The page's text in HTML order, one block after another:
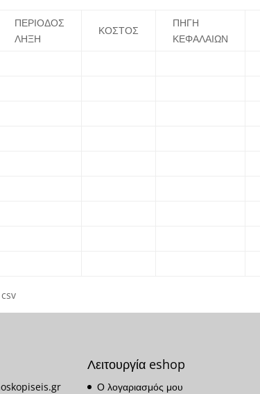
ΠΕΡΙΟΔΟΣ
ΛΗΞΗ
ΚΟΣΤΟΣ
ΠΗΓΗ
ΚΕΦΑΛΑΙΩΝ
Λειτουργία eshop
Ο λογαριασμός μου